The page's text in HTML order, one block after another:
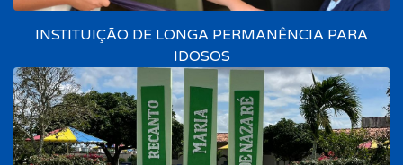
INSTITUIÇÃO DE LONGA PERMANÊNCIA PARA
IDOSOS